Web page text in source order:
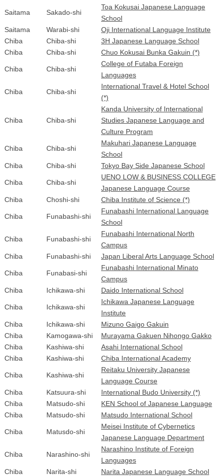
Saitama Sakado-shi
Toa Kokusai Japanese Language
School
Saitama
Warabi-shi
Oji International Language Institute
Chiba
Chiba-shi
3H Japanese Language School
Chiba
Chiba-shi Chuo Kokusai Bunka Gakuin (*)
Chiba Chiba-shi
College of Futaba Foreign
Languages
Chiba Chiba-shi
International Travel & Hotel School
(*)
Chiba Chiba-shi
Kanda University of International
Studies Japanese Language and
Culture Program
Chiba Chiba-shi
Makuhari Japanese Language
School
Chiba
Chiba-shi Tokyo Bay Side Japanese School
Chiba Chiba-shi
UENO LOW & BUSINESS COLLEGE
Japanese Language Course
Chiba
Choshi-shi Chiba Institute of Science (*)
Chiba Funabashi-shi
Funabashi International Language
School
Chiba Funabashi-shi
Funabashi International North
Campus
Chiba
Funabashi-shi Japan Liberal Arts Language School
Chiba Funabasi-shi
Funabashi International Minato
Campus
Chiba
Ichikawa-shi Daido International School
Chiba Ichikawa-shi
Ichikawa Japanese Language
Institute
Chiba
Ichikawa-shi
Mizuno Gaigo Gakuin
Chiba
Kamogawa-shi
Murayama Gakuen Nihongo Gakko
Chiba
Kashiwa-shi
Asahi International School
Chiba
Kashiwa-shi Chiba International Academy
Chiba Kashiwa-shi
Reitaku University Japanese
Language Course
Chiba
Katsuura-shi
International Budo University (*)
Chiba
Matsudo-shi
KEN School of Japanese Language
Chiba
Matsudo-shi Matsudo International School
Chiba Matusdo-shi
Meisei Institute of Cybernetics
Japanese Language Department
Chiba Narashino-shi
Narashino Institute of Foreign
Languages
Chiba
Narita-shi Narita Japanese Language School